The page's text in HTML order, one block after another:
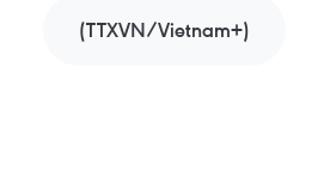
(TTXVN/Vietnam+)